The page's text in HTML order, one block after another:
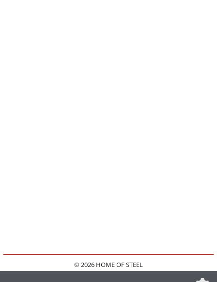
© 2026 HOME OF STEEL